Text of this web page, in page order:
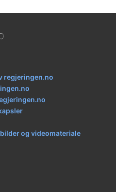
regjeringen.no
og videomateriale